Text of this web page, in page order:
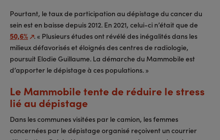
Pourtant, le taux de participation au dépistage du cancer du
sein est en baisse depuis 2012. En 2021, celui-ci n’était que de
50,6% . « Plusieurs études ont révélé des inégalités dans les
milieux défavorisés et éloignés des centres de radiologie,
poursuit Elodie Guillaume. La démarche du Mammobile est
d’apporter le dépistage à ces populations. »
Le Mammobile tente de réduire le stress
lié au dépistage
Dans les communes visitées par le camion, les femmes
concernées par le dépistage organisé reçoivent un courrier